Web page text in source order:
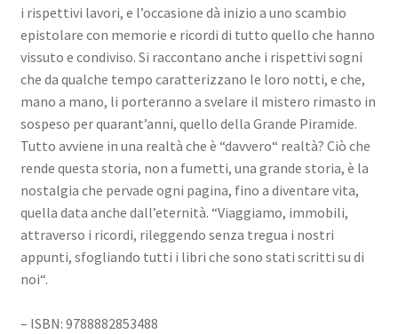
i rispettivi lavori, e l’occasione dà inizio a uno scambio
epistolare con memorie e ricordi di tutto quello che hanno
vissuto e condiviso. Si raccontano anche i rispettivi sogni
che da qualche tempo caratterizzano le loro notti, e che,
mano a mano, li porteranno a svelare il mistero rimasto in
sospeso per quarant’anni, quello della Grande Piramide.
Tutto avviene in una realtà che è “davvero“ realtà? Ciò che
rende questa storia, non a fumetti, una grande storia, è la
nostalgia che pervade ogni pagina, fino a diventare vita,
quella data anche dall’eternità. “Viaggiamo, immobili,
attraverso i ricordi, rileggendo senza tregua i nostri
appunti, sfogliando tutti i libri che sono stati scritti su di
noi“.
– ISBN: 9788882853488